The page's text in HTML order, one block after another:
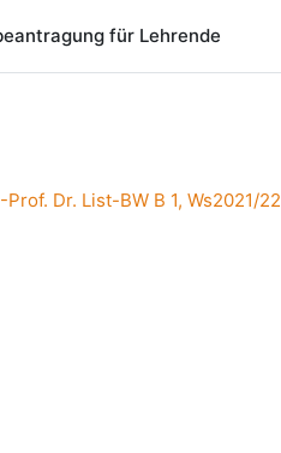
für Lehrende
Dr. List-BW B 1, Ws2021/22